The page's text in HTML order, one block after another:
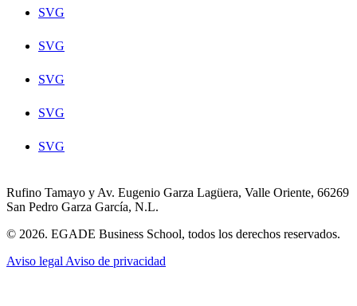
SVG
SVG
SVG
SVG
SVG
Rufino Tamayo y Av. Eugenio Garza Lagüera, Valle Oriente, 66269
San Pedro Garza García, N.L.
© 2026. EGADE Business School, todos los derechos reservados.
Aviso legal Aviso de privacidad